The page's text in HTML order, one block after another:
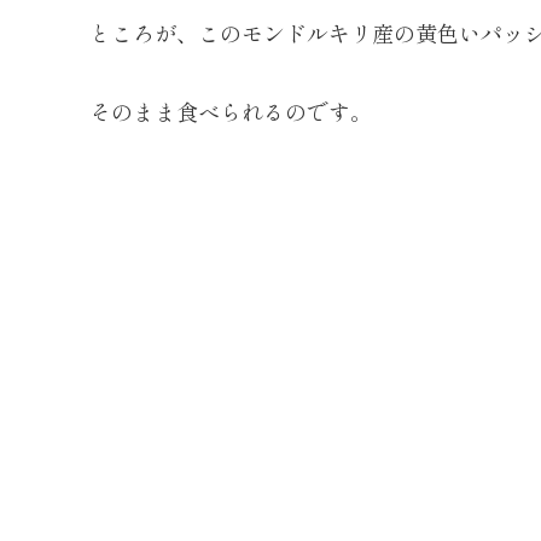
ところが、このモンドルキリ産の黄色いパッ
そのまま食べられるのです。